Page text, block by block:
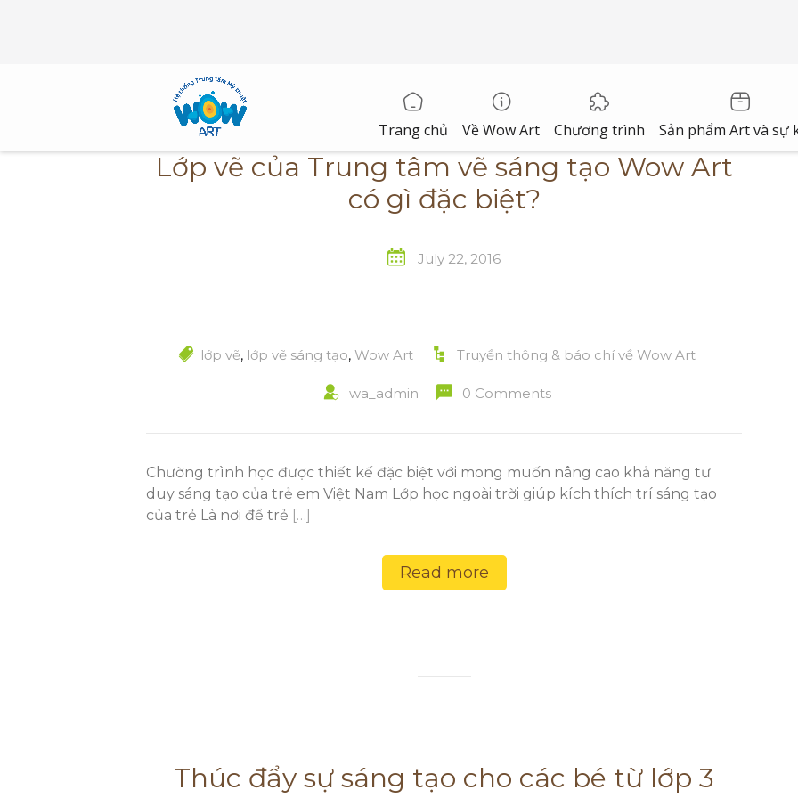
Trang chủ Về Wow Art Chương trình Sản phẩm Art và sự
Lớp vẽ của Trung tâm vẽ sáng tạo Wow Art
có gì đặc biệt?
July 22, 2016
lớp vẽ, lớp vẽ sáng tạo,Wow Art Truyền thông & báo chí về Wow Art
wa_admin 0 Comments
Chường trình học được thiết kế đặc biệt với mong muốn nâng cao khả năng tư
duy sáng tạo của trẻ em Việt Nam Lớp học ngoài trời giúp kích thích trí sáng tạo
của trẻ Là nơi để trẻ […]
Read more
Thúc đẩy sự sáng tạo cho các bé từ lớp 3